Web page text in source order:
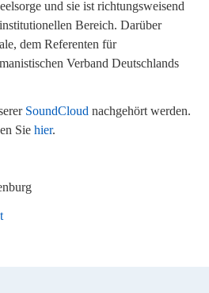
und sie ist richtungsweisend
Bereich. Darüber
dem Referenten für
Verband Deutschlands
SoundCloud nachgehört werden.
Sie hier.